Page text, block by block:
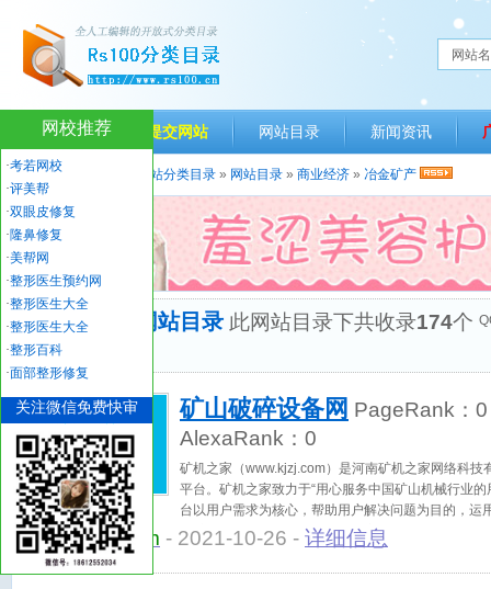
网站
网站首页 提交网站 网站目录 新闻资讯
当前位置： 人生一百网站分类目录 » 网站目录 » 商业经济 » 冶金矿产
“冶金矿产”网站目录 此网站目录下共收录174个
优秀网站
矿山破碎设备网 PageRank： 0
AlexaRank： 0
矿机之家（www.kjzj.com）是河南矿机之家网络科技
平台。矿机之家致力于“用心服务中国矿山机械行业
台以用户需求为核心，帮助用户解决问题为目的，运
小矿山机械设备企业（公司、厂家）。
www.kjzj.com - 2021-10-26 - 详细信息
网校推荐
·考若网校
·评美帮
·双眼皮修复
·隆鼻修复
·美帮网
·整形医生预约网
·整形医生大全
·整形医生大全
·整形百科
·面部整形修复
关注微信免费快审